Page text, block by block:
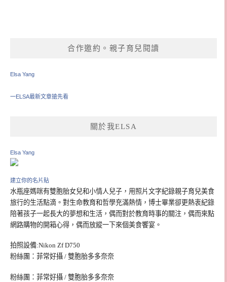
合作邀約。親子育兒閱讀
Elsa Yang
一ELSA最新文章搶先看
關於我ELSA
Elsa Yang
建立你的名片貼
水瓶座媽咪有雙胞胎女兒和小情人兒子，用照片文字紀錄親子育兒美食
旅行的生活點滴。對生命教育和哲學充滿熱情，博士畢業卻更熱衷紀錄
陪著孩子一起長大的夢想和生活，偶而對於教育時事的關注，偶而來點
網路購物的開箱心得，偶而放縱一下來個美食饗宴。
拍照設備:Nikon Zf D750
粉絲團：菲常好攝 / 雙胞胎多多奈奈
粉絲團：菲常好攝 / 雙胞胎多多奈奈